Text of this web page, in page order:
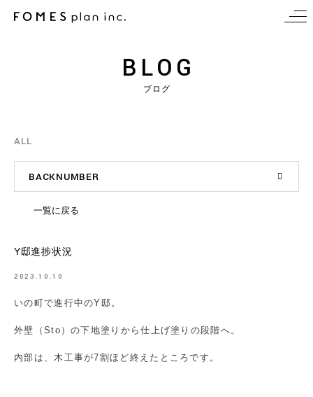
BLOG
ブログ
ALL
BACKNUMBER
一覧に戻る
Y邸進捗状況
2023.10.10
いの町で進行中のY邸。
外壁（Sto）の下地塗りから仕上げ塗りの段階へ。
内部は、木工事が7割ほど終えたところです。